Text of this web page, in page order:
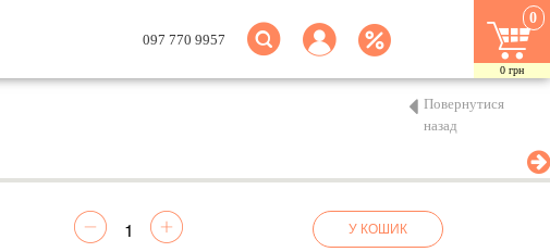
097 770 9957
0
0 грн
Повернутися
назад
У КОШИК